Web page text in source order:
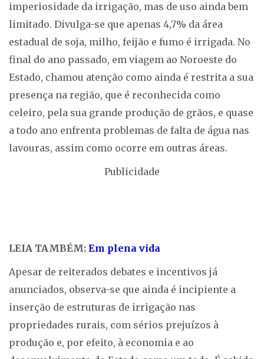
imperiosidade da irrigação, mas de uso ainda bem
limitado. Divulga-se que apenas 4,7% da área
estadual de soja, milho, feijão e fumo é irrigada. No
final do ano passado, em viagem ao Noroeste do
Estado, chamou atenção como ainda é restrita a sua
presença na região, que é reconhecida como
celeiro, pela sua grande produção de grãos, e quase
a todo ano enfrenta problemas de falta de água nas
lavouras, assim como ocorre em outras áreas.
Publicidade
LEIA TAMBÉM: Em plena vida
Apesar de reiterados debates e incentivos já
anunciados, observa-se que ainda é incipiente a
inserção de estruturas de irrigação nas
propriedades rurais, com sérios prejuízos à
produção e, por efeito, à economia e ao